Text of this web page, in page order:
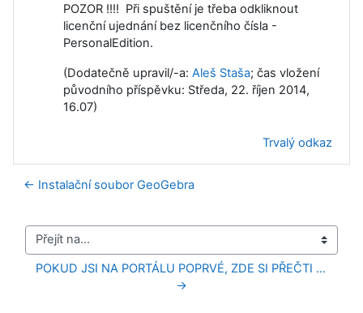
POZOR !!!! Při spuštění je třeba odkliknout
licenční ujednání bez licenčního čísla -
PersonalEdition.
(Dodatečně upravil/-a: Aleš Staša; čas vložení
původního příspěvku: Středa, 22. říjen 2014,
16.07)
Trvalý odkaz
← Instalační soubor GeoGebra
Přejít na...
POKUD JSI NA PORTÁLU POPRVÉ, ZDE SI PŘEČTI ...
→